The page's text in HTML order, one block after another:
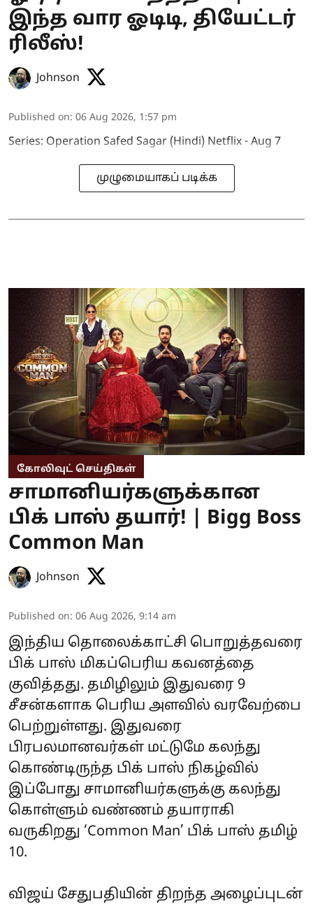
இந்த வார ஓடிடி, தியேட்டர்
ரிலீஸ்!
Johnson
Published on: 06 Aug 2026, 1:57 pm
Series: Operation Safed Sagar (Hindi) Netflix - Aug 7
முழுமையாகப் படிக்க
கோலிவுட் செய்திகள்
சாமானியர்களுக்கான
பிக் பாஸ் தயார்! | Bigg Boss
Common Man
Johnson
Published on: 06 Aug 2026, 9:14 am
இந்திய தொலைக்காட்சி பொறுத்தவரை
பிக் பாஸ் மிகப்பெரிய கவனத்தை
குவித்தது. தமிழிலும் இதுவரை 9
சீசன்களாக பெரிய அளவில் வரவேற்பை
பெற்றுள்ளது. இதுவரை
பிரபலமானவர்கள் மட்டுமே கலந்து
கொண்டிருந்த பிக் பாஸ் நிகழ்வில்
இப்போது சாமானியர்களுக்கு கலந்து
கொள்ளும் வண்ணம் தயாராகி
வருகிறது ‘Common Man’ பிக் பாஸ் தமிழ்
10.
விஜய் சேதுபதியின் திறந்த அழைப்புடன்